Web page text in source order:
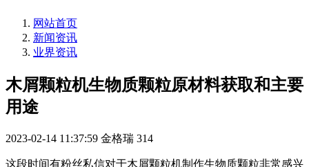
网站首页
新闻资讯
业界资讯
木屑颗粒机生物质颗粒原材料获取和主要
用途
2023-02-14 11:37:59 金格瑞 314
这段时间有粉丝私信对于木屑颗粒机制作生物质颗粒非常感兴